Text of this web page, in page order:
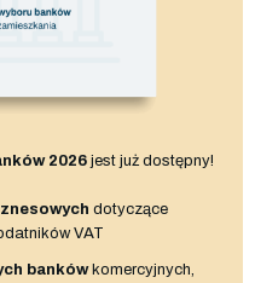
2026 jest już dostępny!
dotyczące
VAT
bankówkomercyjnych,